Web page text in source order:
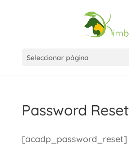
Seleccionar página
Password Reset
[acadp_password_reset]